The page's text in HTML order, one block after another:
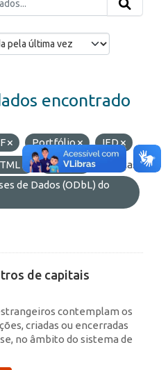
encontrado
Portfólio
IED
OData
Licenças:
de Dados (ODbL) do
de capitais
contemplam os
criadas ou encerradas
no âmbito do sistema de